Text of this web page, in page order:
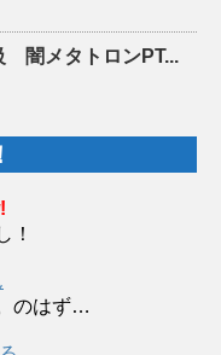
闇メタトロンPT...
！
のはず…